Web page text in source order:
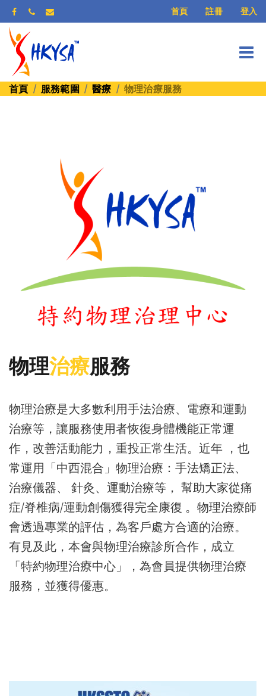
首頁 註冊 登入
首頁 服務範圍 醫療 物理治療服務
物理治療服務
物理治療是大多數利用手法治療、電療和運動
治療等，讓服務使用者恢復身體機能正常運
作，改善活動能力，重投正常生活。近年 ，也
常運用「中西混合」物理治療：手法矯正法、
治療儀器、 針灸、運動治療等， 幫助大家從痛
症/脊椎病/運動創傷獲得完全康復 。物理治療師
會透過專業的評估，為客戶處方合適的治療。
有見及此，本會與物理治療診所合作，成立
「特約物理治療中心」，為會員提供物理治療
服務，並獲得優惠。